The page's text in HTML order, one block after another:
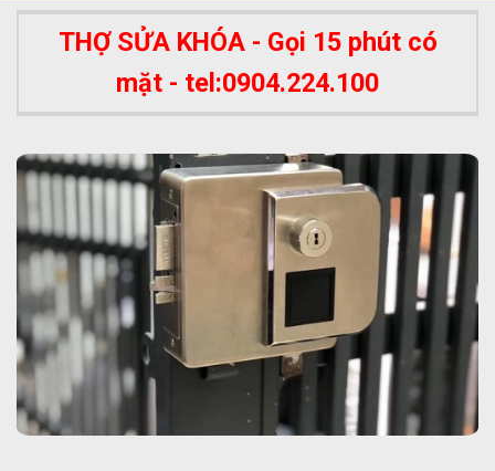
THỢ SỬA KHÓA - Gọi 15 phút có
mặt - tel:0904.224.100